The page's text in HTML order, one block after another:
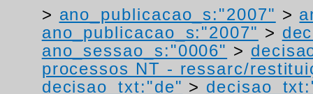
> ano_publicacao_s:"2007" >
ano_publicacao_s:"2007" >
ano_sessao_s:"0006" >
processos NT - ressarc/
decisao_txt:"de" >